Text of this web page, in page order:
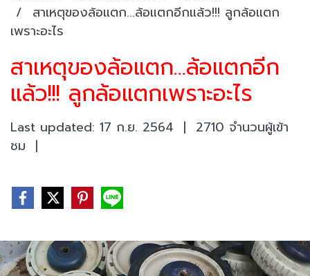
สาเหตุของล้อแตก...ล้อแตกอีกแล้ว!!! ลูกล้อแตก
เพราะอะไร
สาเหตุของล้อแตก...ล้อแตกอีก
แล้ว!!! ลูกล้อแตกเพราะอะไร
Last updated: 17 ก.ย. 2564 | 2710 จำนวนผู้เข้า
ชม |